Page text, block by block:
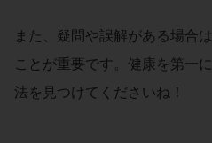
また、疑問や誤解がある場合
ことが重要です。健康を第一
法を見つけてくださいね！